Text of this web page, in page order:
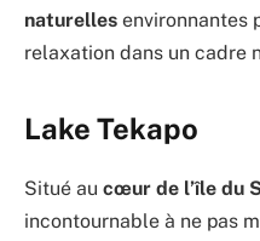
naturelles environnantes
relaxation dans un cadre
Lake Tekapo
Situé au cœur de l’île du
incontournable à ne pas